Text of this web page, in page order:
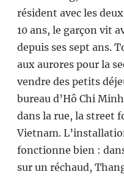
résident avec les
10 ans, le garçon vit
depuis ses sept ans.
aux aurores pour la
vendre des petits
bureau d’Hô Chi
dans la rue, la street
Vietnam.
fonctionne bien :
sur un réchaud,